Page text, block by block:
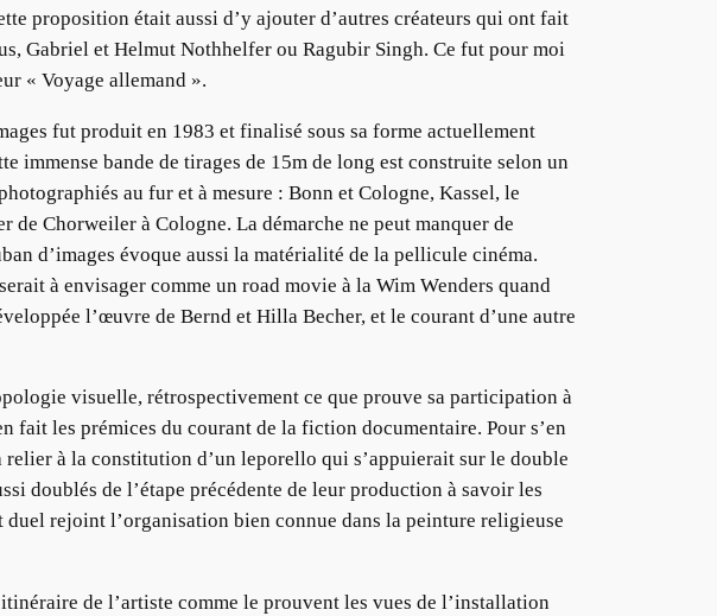
proposition était aussi d’y ajouter d’autres créateurs qui ont fait
Gabriel et Helmut Nothhelfer ou Ragubir Singh. Ce fut pour moi
« Voyage allemand ».
fut produit en 1983 et finalisé sous sa forme actuellement
immense bande de tirages de 15m de long est construite selon un
au fur et à mesure : Bonn et Cologne, Kassel, le
Chorweiler à Cologne. La démarche ne peut manquer de
d’images évoque aussi la matérialité de la pellicule cinéma.
à envisager comme un road movie à la Wim Wenders quand
l’œuvre de Bernd et Hilla Becher, et le courant d’une autre
visuelle, rétrospectivement ce que prouve sa participation à
fait les prémices du courant de la fiction documentaire. Pour s’en
à la constitution d’un leporello qui s’appuierait sur le double
doublés de l’étape précédente de leur production à savoir les
rejoint l’organisation bien connue dans la peinture religieuse
de l’artiste comme le prouvent les vues de l’installation